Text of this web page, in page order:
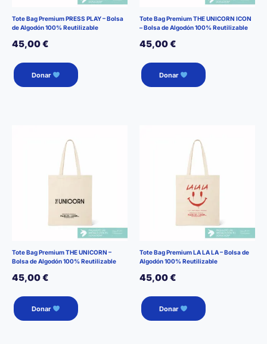
Tote Bag Premium PRESS PLAY – Bolsa
de Algodón 100% Reutilizable
45,00€
Donar
Tote Bag Premium THE UNICORN ICON
– Bolsa de Algodón 100% Reutilizable
45,00€
Donar
Tote Bag Premium THE UNICORN –
Bolsa de Algodón 100% Reutilizable
45,00€
Donar
Tote Bag Premium LA LA LA – Bolsa de
Algodón 100% Reutilizable
45,00€
Donar